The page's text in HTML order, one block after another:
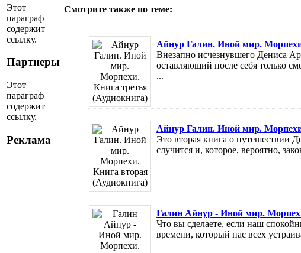
Этот
параграф
содержит
ссылку.
Партнеры
Этот
параграф
содержит
ссылку.
Реклама
Смотрите также по теме:
Айнур Галин. Иной мир.
Внезапно исчезнувшего Дениса
оставляющий после себя только
...
Айнур Галин. Иной мир.
Это вторая книга о путешествии
случится и, которое, вероятно,
Галин Айнур - Иной мир.
Что вы сделаете, если наш
времени, который нас всех